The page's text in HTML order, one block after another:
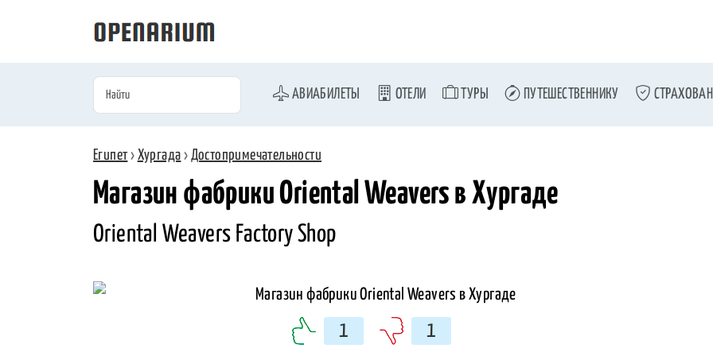
АВИАБИЛЕТЫ ОТЕЛИ ТУРЫ ПУТЕШЕСТВЕННИКУ
Египет› Хургада › Достопримечательности
Магазин фабрики Oriental Weavers в Хургаде
Oriental Weavers Factory Shop
1 1